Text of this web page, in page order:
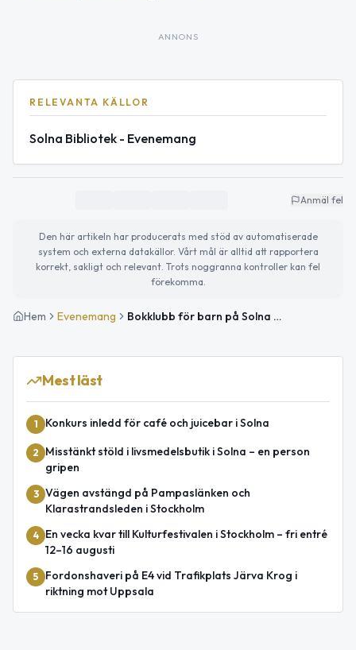
ANNONS
RELEVANTA KÄLLOR
Solna Bibliotek - Evenemang
Anmäl fel
Den här artikeln har producerats med stöd av automatiserade
system och externa datakällor. Vårt mål är alltid att rapportera
korrekt, sakligt och relevant. Trots noggranna kontroller kan fel
förekomma.
Hem Evenemang Bokklubb för barn på Solna bibliotek
Mest läst
1 Konkurs inledd för café och juicebar i Solna
2
Misstänkt stöld i livsmedelsbutik i Solna – en person
gripen
3 Vägen avstängd på Pampaslänken och
Klarastrandsleden i Stockholm
4
En vecka kvar till Kulturfestivalen i Stockholm – fri entré
12–16 augusti
5
Fordonshaveri på E4 vid Trafikplats Järva Krog i
riktning mot Uppsala